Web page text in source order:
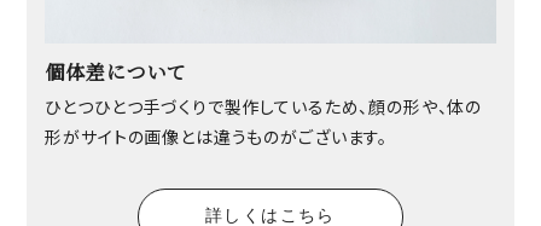
個体差について
ひとつひとつ手づくりで製作しているため、顔の形や、体の
形がサイトの画像とは違うものがございます。
詳しくはこちら